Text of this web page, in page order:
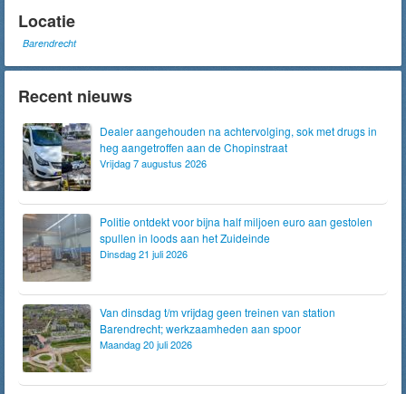
Locatie
Barendrecht
Recent nieuws
Dealer aangehouden na achtervolging, sok met drugs in
heg aangetroffen aan de Chopinstraat
Vrijdag 7 augustus 2026
Politie ontdekt voor bijna half miljoen euro aan gestolen
spullen in loods aan het Zuideinde
Dinsdag 21 juli 2026
Van dinsdag t/m vrijdag geen treinen van station
Barendrecht; werkzaamheden aan spoor
Maandag 20 juli 2026